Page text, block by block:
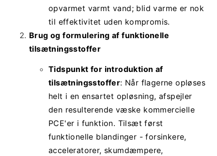
opvarmet varmt vand; blid varme er nok
til effektivitet uden kompromis.
Brug og formulering af funktionelle
tilsætningsstoffer
Tidspunkt for introduktion af
tilsætningsstoffer: Når flagerne opløses
helt i en ensartet opløsning, afspejler
den resulterende væske kommercielle
PCE'er i funktion. Tilsæt først
funktionelle blandinger - forsinkere,
acceleratorer, skumdæmpere,